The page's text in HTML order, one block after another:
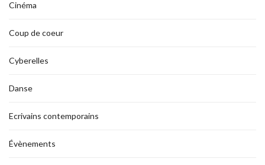
Cinéma
Coup de coeur
Cyberelles
Danse
Ecrivains contemporains
Évènements